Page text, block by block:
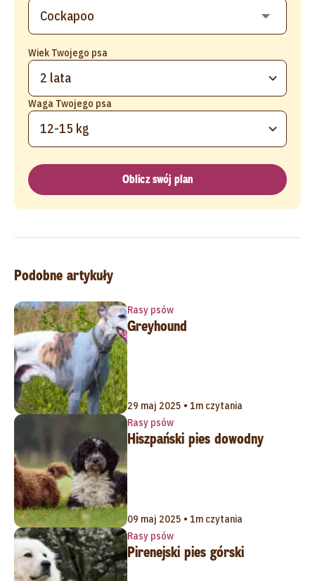
Wiek Twojego psa
2 lata
Waga Twojego psa
12-15 kg
Oblicz swój plan
Podobne artykuły
Rasy psów
Greyhound
29 maj 2025 • 1m czytania
Rasy psów
Hiszpański pies dowodny
09 maj 2025 • 1m czytania
Rasy psów
Pirenejski pies górski